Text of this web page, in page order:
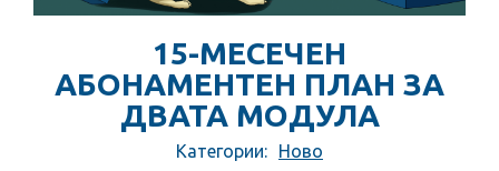
15-МЕСЕЧЕН
АБОНАМЕНТЕН ПЛАН ЗА
ДВАТА МОДУЛА
Категории:
Ново